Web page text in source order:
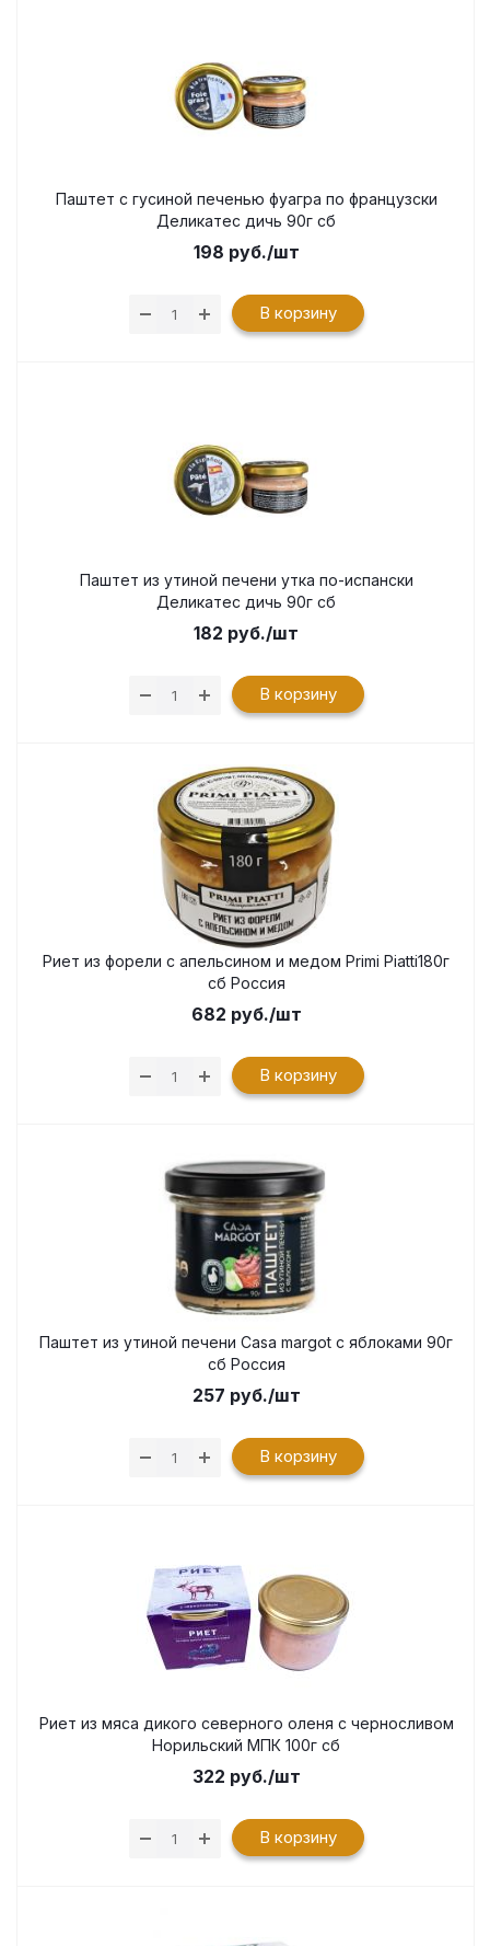
Паштет с гусиной печенью фуагра по французски
Деликатес дичь 90г сб
198 руб./шт
В корзину
Паштет из утиной печени утка по-испански
Деликатес дичь 90г сб
182 руб./шт
В корзину
Риет из форели с апельсином и медом Primi Piatti180г
сб Россия
682 руб./шт
В корзину
Паштет из утиной печени Сasa margot с яблоками 90г
сб Россия
257 руб./шт
В корзину
Риет из мяса дикого северного оленя с черносливом
Норильский МПК 100г сб
322 руб./шт
В корзину